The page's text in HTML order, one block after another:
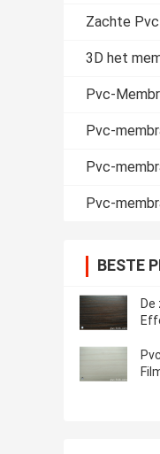
Zachte
3D het
Pvc-
Pvc-
Pvc-
Pvc-
BESTE